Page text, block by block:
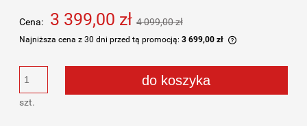
Cena: 3 399,00 zł 4 099,00 zł
Najniższa cena z 30 dni przed tą promocją: 3 699,00 zł
dni,
szt.
do koszyka